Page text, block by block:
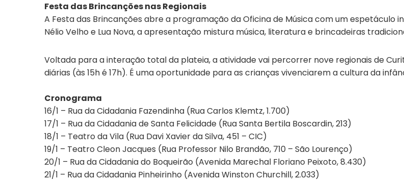
Festa das Brincanções nas Regionais
A Festa das Brincanções abre a programação da Oficina de Música com um espetáculo
Nélio Velho e Lua Nova, a apresentação mistura música, literatura e brincadeiras
Voltada para a interação total da plateia, a atividade vai percorrer nove regionais de
diárias (às 15h é 17h). É uma oportunidade para as crianças vivenciarem a cultura da
Cronograma
16/1 – Rua da Cidadania Fazendinha (Rua Carlos Klemtz, 1.700)
17/1 – Rua da Cidadania de Santa Felicidade (Rua Santa Bertila Boscardin, 213)
18/1 – Teatro da Vila (Rua Davi Xavier da Silva, 451 – CIC)
19/1 – Teatro Cleon Jacques (Rua Professor Nilo Brandão, 710 – São Lourenço)
20/1 – Rua da Cidadania do Boqueirão (Avenida Marechal Floriano Peixoto, 8.430)
21/1 – Rua da Cidadania Pinheirinho (Avenida Winston Churchill, 2.033)